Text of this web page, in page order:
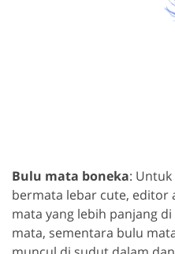
Bulu mata boneka:
bermata lebar cute, editor
mata yang lebih panjang
mata, sementara bulu